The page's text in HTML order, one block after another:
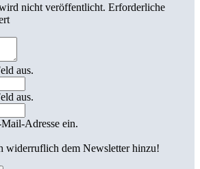
nicht veröffentlicht. Erforderliche
aus.
aus.
Adresse ein.
widerruflich dem Newsletter hinzu!